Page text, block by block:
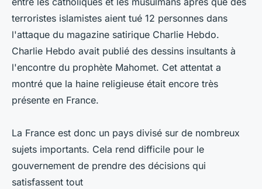
terroristes islamistes aient tué 12 personnes dans
l'attaque du magazine satirique Charlie Hebdo.
Charlie Hebdo avait publié des dessins insultants à
l'encontre du prophète Mahomet. Cet attentat a
montré que la haine religieuse était encore très
présente en France.
La France est donc un pays divisé sur de nombreux
sujets importants. Cela rend difficile pour le
gouvernement de prendre des décisions qui
satisfassent tout